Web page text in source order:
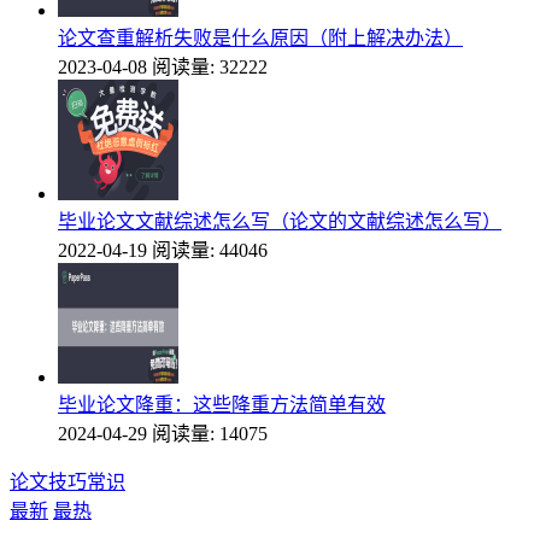
论文查重解析失败是什么原因（附上解决办法）
2023-04-08 阅读量: 32222
毕业论文文献综述怎么写（论文的文献综述怎么写）
2022-04-19 阅读量: 44046
毕业论文降重：这些降重方法简单有效
2024-04-29 阅读量: 14075
论文技巧常识
最新 最热